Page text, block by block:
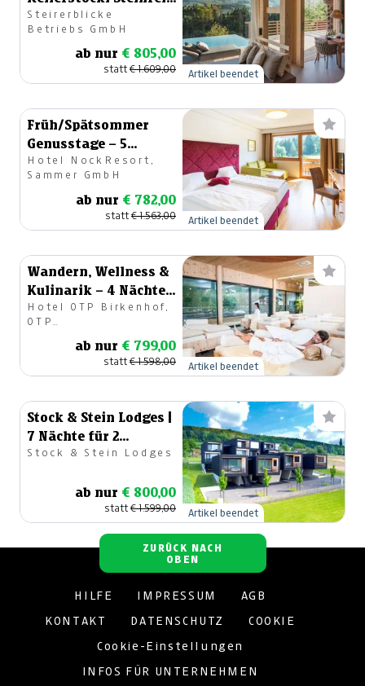
by steiRerBLiCke
Steirerblicke
Betriebs GmbH
ab nur € 805,00
statt€ 1.609,00 Artikel beendet
Früh/Spätsommer
Genusstage – 5
Nächte im
Doppelzimmer
Superior
Hotel NockResort,
Sammer GmbH
ab nur € 782,00
statt€ 1.563,00 Artikel beendet
Wandern, Wellness &
Kulinarik – 4 Nächte
im Birkenhof
Hotel OTP Birkenhof,
OTP
ab nur € 799,00
statt€ 1.598,00 Artikel beendet
Stock & Stein Lodges |
7 Nächte für 2
Personen inkl.
Stock & Stein Lodges
ab nur € 800,00
statt€ 1.599,00 Artikel beendet
ZURÜCK NACH
OBEN
HILFE IMPRESSUM AGB
KONTAKT DATENSCHUTZ COOKIE
Cookie-Einstellungen
INFOS FÜR UNTERNEHMEN